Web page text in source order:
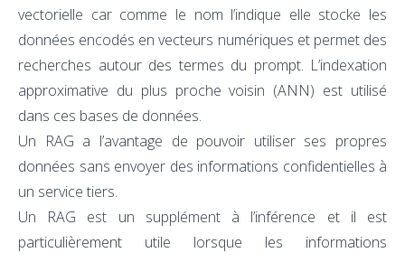
vectorielle car comme le nom l’indique elle stocke les
données encodés en vecteurs numériques et permet des
recherches autour des termes du prompt. L’indexation
approximative du plus proche voisin (ANN) est utilisé
dans ces bases de données.
Un RAG a l’avantage de pouvoir utiliser ses propres
données sans envoyer des informations confidentielles à
un service tiers.
Un RAG est un supplément à l’inférence et il est
particulièrement utile lorsque les informations